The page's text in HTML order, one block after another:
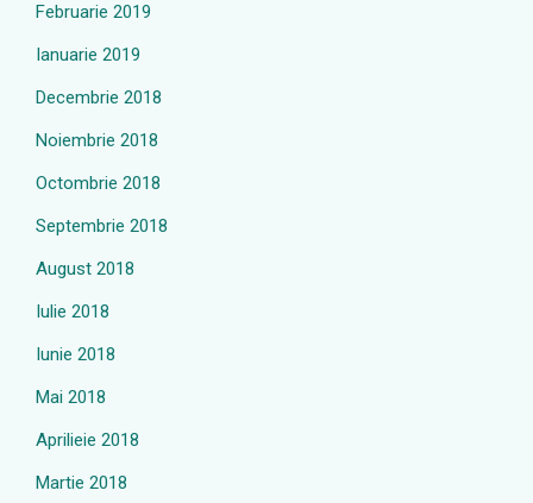
Februarie 2019
Ianuarie 2019
Decembrie 2018
Noiembrie 2018
Octombrie 2018
Septembrie 2018
August 2018
Iulie 2018
Iunie 2018
Mai 2018
Aprilieie 2018
Martie 2018